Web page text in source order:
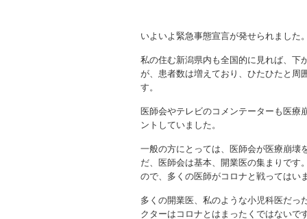
いよいよ緊急事態宣言が発せられました
私の住む新潟県内も全国的に見れば、下
が、患者数は増えており、ひたひたと周
す。
医師会やテレビのコメンテーターも医療
ントしていました。
一般の方にとっては、医師会が医療崩壊
だ、医師会は基本、開業医の集まりです
ので、多くの医師がコロナと戦ってはい
多くの開業医、私のような小児科医だっ
クターはコロナとはまったくではないで